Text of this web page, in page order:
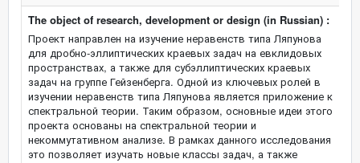
The object of research, development or design (in Russian) :
Проект направлен на изучение неравенств типа Ляпунова
для дробно-эллиптических краевых задач на евклидовых
пространствах, а также для субэллиптических краевых
задач на группе Гейзенберга. Одной из ключевых ролей в
изучении неравенств типа Ляпунова является приложение к
спектральной теории. Таким образом, основные идеи этого
проекта основаны на спектральной теории и
некоммутативном анализе. В рамках данного исследования
это позволяет изучать новые классы задач, а также